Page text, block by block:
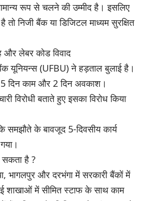
रूप से चलने की उम्मीद है। इसलिए
निजी बैंक या डिजिटल माध्यम सुरक्षित
और लेबर कोड विवाद
यूनियन्स (UFBU) ने हड़ताल बुलाई है।
5 दिन काम और 2 दिन अवकाश।
विरोधी बताते हुए इसका विरोध किया
समझौते के बावजूद 5-दिवसीय कार्य
सकता है ?
भागलपुर और दरभंगा में सरकारी बैंकों में
शाखाओं में सीमित स्टाफ के साथ काम